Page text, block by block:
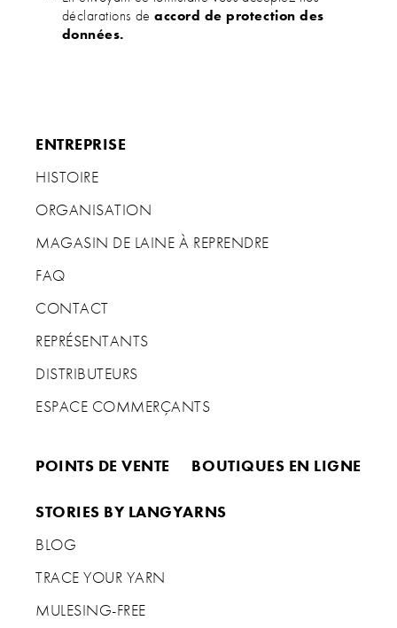
déclarations deaccord de protection des
données.
ENTREPRISE
HISTOIRE
ORGANISATION
MAGASIN DE LAINE À REPRENDRE
FAQ
CONTACT
REPRÉSENTANTS
DISTRIBUTEURS
ESPACE COMMERÇANTS
POINTS DE VENTE BOUTIQUES EN LIGNE
STORIES BY LANGYARNS
BLOG
TRACE YOUR YARN
MULESING-FREE